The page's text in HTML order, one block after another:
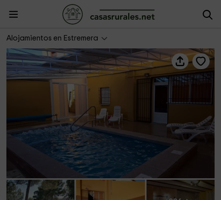
Alojamientos en Estremera
Casa Valle del Tajuña